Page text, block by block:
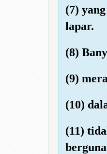
(7)
lapar.
(8)
(9)
(10)
(11)